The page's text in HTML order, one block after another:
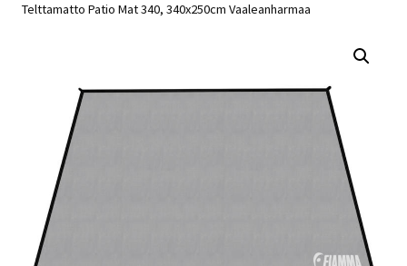
Telttamatto Patio Mat 340, 340x250cm Vaaleanharmaa